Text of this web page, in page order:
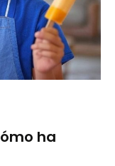
ha